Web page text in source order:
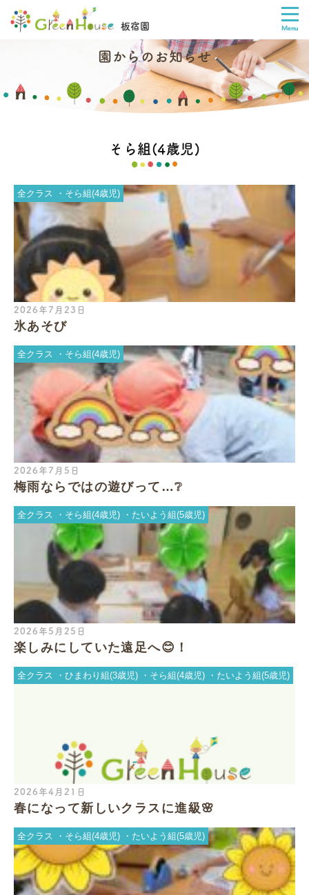
板宿園
園からのお知らせ
そら組(4歳児)
全クラス そら組(4歳児)
2026年7月23日
氷あそび
全クラス そら組(4歳児)
2026年7月5日
梅雨ならではの遊びって…❔
全クラス そら組(4歳児) たいよう組(5歳児)
2026年5月25日
楽しみにしていた遠足へ😊！
全クラス ひまわり組(3歳児) そら組(4歳児) たいよう組(5歳児)
2026年4月21日
春になって新しいクラスに進級🌸
全クラス そら組(4歳児) たいよう組(5歳児)